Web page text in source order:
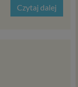
Czytaj dalej
i
plików przez
Psychorada.pl)
wyrazić tę